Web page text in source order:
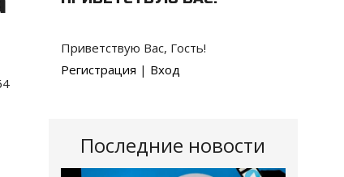
Приветствую Вас, Гость!
Регистрация | Вход
Последние новости